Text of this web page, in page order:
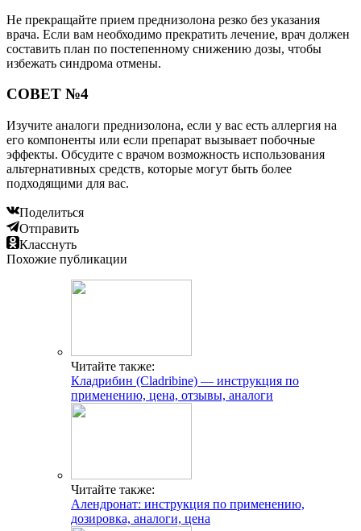
Не прекращайте прием преднизолона резко без указания
врача. Если вам необходимо прекратить лечение, врач должен
составить план по постепенному снижению дозы, чтобы
избежать синдрома отмены.
СОВЕТ №4
Изучите аналоги преднизолона, если у вас есть аллергия на
его компоненты или если препарат вызывает побочные
эффекты. Обсудите с врачом возможность использования
альтернативных средств, которые могут быть более
подходящими для вас.
Поделиться
Отправить
Класснуть
Похожие публикации
Читайте также:
Кладрибин (Cladribine) — инструкция по
применению, цена, отзывы, аналоги
Читайте также:
Алендронат: инструкция по применению,
дозировка, аналоги, цена